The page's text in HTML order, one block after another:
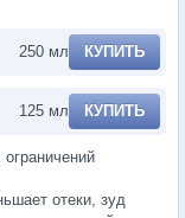
250 мл КУПИТЬ
125 мл КУПИТЬ
отеки, зуд